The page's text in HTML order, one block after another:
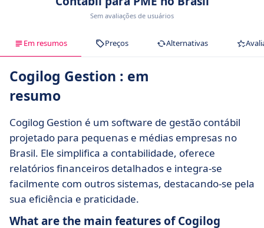
Sem avaliações de usuários
Em resumos Preços Alternativas
Cogilog Gestion : em
resumo
Cogilog Gestion é um software de gestão contábil
projetado para pequenas e médias empresas no
Brasil. Ele simplifica a contabilidade, oferece
relatórios financeiros detalhados e integra-se
facilmente com outros sistemas, destacando-se pela
sua eficiência e praticidade.
What are the main features of Cogilog